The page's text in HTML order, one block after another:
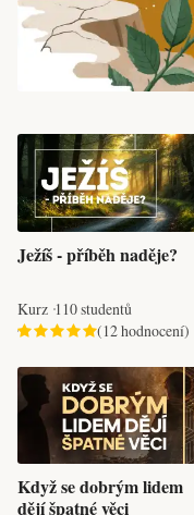
Ježíš - příběh naděje?
Kurz 110 studentů
(12 hodnocení)
Když se dobrým lidem
dějí špatné věci